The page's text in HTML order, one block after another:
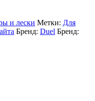
и лески Метки: Для
Бренд: Duel Бренд: